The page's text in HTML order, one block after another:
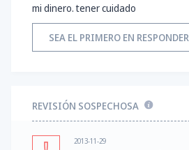
mi dinero. tener cuidado
SEA EL PRIMERO EN RESPONDER
REVISIÓN SOSPECHOSA
2013-11-29